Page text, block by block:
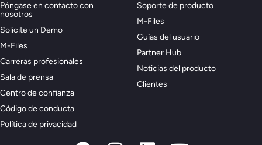
Póngase en contacto con
nosotros
Solicite un Demo
M-Files
Carreras profesionales
Sala de prensa
Centro de confianza
Código de conducta
Política de privacidad
Soporte de producto
M-Files
Guías del usuario
Partner Hub
Noticias del producto
Clientes